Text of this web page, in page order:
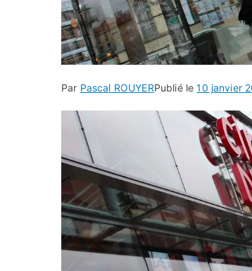
Par Pascal ROUYERPublié le10 janvier